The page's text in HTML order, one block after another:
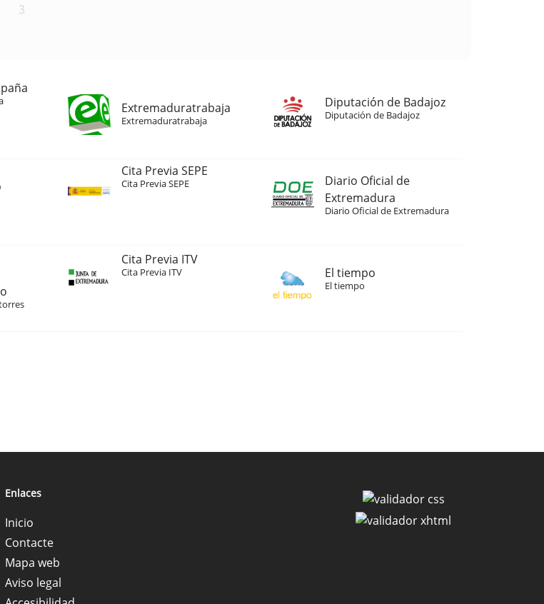
3
Extremaduratrabaja
Extremaduratrabaja
Diputación de Badajoz
Diputación de Badajoz
Cita Previa SEPE
Cita Previa SEPE
Diario Oficial de
Extremadura
Diario Oficial de Extremadura
Cita Previa ITV
Cita Previa ITV El tiempo
El tiempo
Enlaces
Inicio
Contacte
Mapa web
Aviso legal